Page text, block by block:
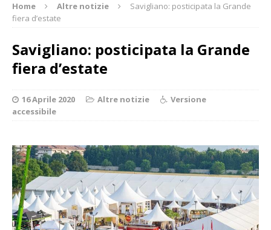
Home Altre notizie
Savigliano: posticipata la Grande
fiera d’estate
Savigliano: posticipata la Grande
fiera d’estate
16 Aprile 2020 Altre notizie
Versione
accessibile